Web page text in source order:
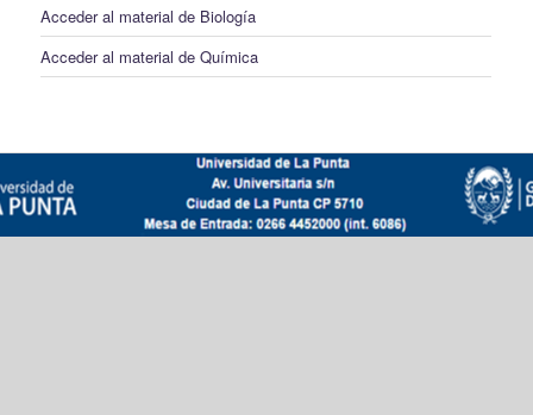
Acceder al material de Biología
Acceder al material de Química